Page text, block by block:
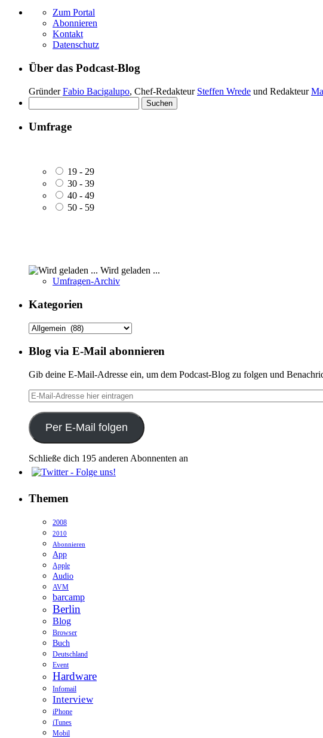
Zum Portal
Abonnieren
Kontakt
Datenschutz
Über das Podcast-Blog
GründerFabio Bacigalupo, Chef-Redakteur Steffen Wrede und Redakteur
nach:
Umfrage
19 - 29
30 - 39
40 - 49
50 - 59
Wird geladen ...
Umfragen-Archiv
Kategorien
Kategorien
Blog via E-Mail abonnieren
Gib deine E-Mail-Adresse ein, um dem Podcast-Blog zu folgen und
E-
Mail-
Adresse
hier
eintragen
Per E-Mail folgen
Schließe dich 195 anderen Abonnenten an
Themen
2008
2010
Abonnieren
App
Apple
Audio
AVM
barcamp
Berlin
Blog
Browser
Buch
Deutschland
Event
Hardware
Infomail
Interview
iPhone
iTunes
Mobil